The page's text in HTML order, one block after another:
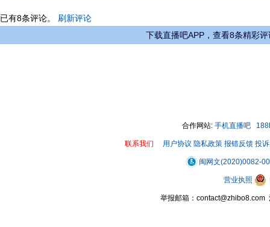
已有8条评论。 刷新评论
下载直播吧APP，查看8条精彩评
合作网站: 手机直播吧
联系我们 用户协议 隐私政策 报错反馈 投
闽网文(2020)0082-
营业执照
举报邮箱：